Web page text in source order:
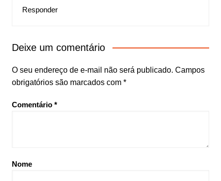
Responder
Deixe um comentário
O seu endereço de e-mail não será publicado. Campos
obrigatórios são marcados com *
Comentário *
Nome